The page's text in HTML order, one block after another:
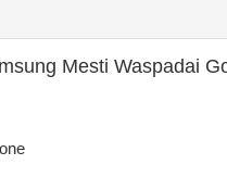
Mesti Waspadai